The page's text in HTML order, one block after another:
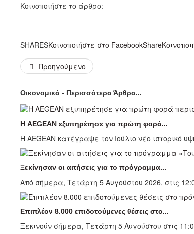
Κοινοποιήστε το άρθρο:
SHARESΚοινοποιήστε στο FacebookShare
Προηγούμενο
Οικονομικά - Περισσότερα Άρθρα...
Η AEGEAN εξυπηρέτησε για πρώτη φορά...
Η AEGEAN κατέγραψε τον Ιούλιο νέο
Ξεκίνησαν οι αιτήσεις για το πρόγραμμα...
Από σήμερα, Τετάρτη 5 Αυγούστου 2026, στις
Επιπλέον 8.000 επιδοτούμενες θέσεις στο...
Ξεκινούν σήμερα, Τετάρτη 5 Αυγούστου στις